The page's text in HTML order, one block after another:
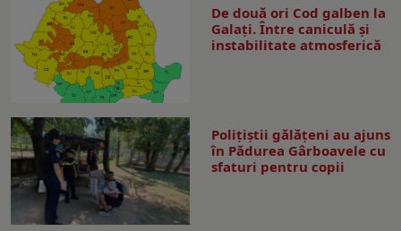
De două ori Cod galben la
Galaţi. Între caniculă şi
instabilitate atmosferică
Polițiștii gălățeni au ajuns
în Pădurea Gârboavele cu
sfaturi pentru copii